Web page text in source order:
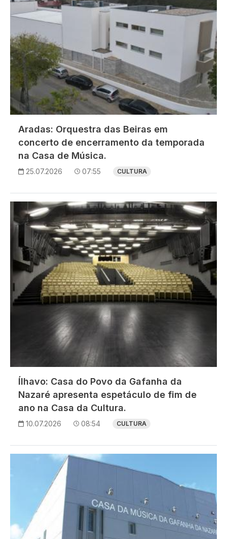
Aradas: Orquestra das Beiras em
concerto de encerramento da temporada
na Casa de Música.
25.07.2026 07:55 CULTURA
Imagem
Ílhavo: Casa do Povo da Gafanha da
Nazaré apresenta espetáculo de fim de
ano na Casa da Cultura.
10.07.2026 08:54 CULTURA